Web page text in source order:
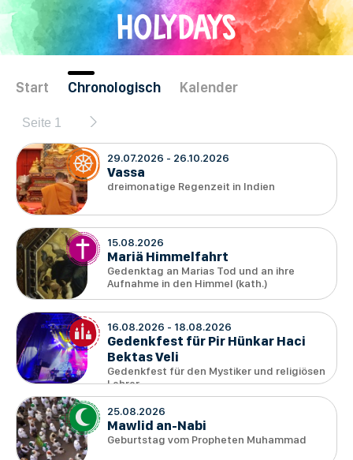
Direkt
zum
Inhalt
HOLYDAYS
Start Chronologisch Kalender
Seite 1
29.07.2026 - 26.10.2026
Vassa
dreimonatige Regenzeit in Indien
15.08.2026
Mariä Himmelfahrt
Gedenktag an Marias Tod und an ihre
Aufnahme in den Himmel (kath.)
16.08.2026 - 18.08.2026
Gedenkfest für Pir Hünkar Haci
Bektas Veli
Gedenkfest für den Mystiker und religiösen
Lehrer
25.08.2026
Mawlid an-Nabi
Geburtstag vom Propheten Muhammad